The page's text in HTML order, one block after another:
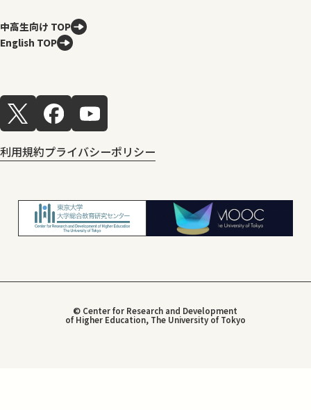
中高生向け TOP
English TOP
利用規約プライバシーポリシー
© Center for Research and Development
of Higher Education, The University of Tokyo